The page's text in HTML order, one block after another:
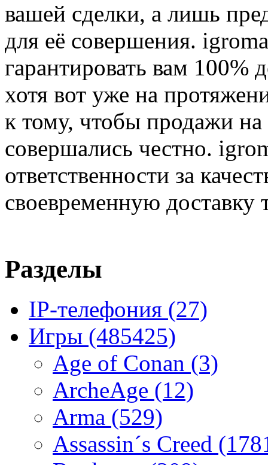
вашей сделки, а лишь
для её совершения.
гарантировать вам 100%
хотя вот уже на
к тому, чтобы продажи
совершались честно.
ответственности за
своевременную доставку
Разделы
IP-телефония (27)
Игры (485425)
Age of Conan (3)
ArcheAge (12)
Arma (529)
Assassin´s Creed